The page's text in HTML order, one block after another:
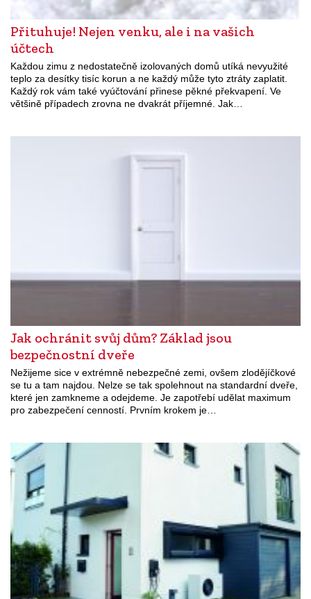
Přituhuje! Nejen venku, ale i na vašich
účtech
Každou zimu z nedostatečně izolovaných domů utíká nevyužité
teplo za desítky tisíc korun a ne každý může tyto ztráty zaplatit.
Každý rok vám také vyúčtování přinese pěkné překvapení. Ve
většině případech zrovna ne dvakrát příjemné. Jak…
Jak ochránit svůj dům? Základ jsou
bezpečnostní dveře
Nežijeme sice v extrémně nebezpečné zemi, ovšem zlodějíčkové
se tu a tam najdou. Nelze se tak spolehnout na standardní dveře,
které jen zamkneme a odejdeme. Je zapotřebí udělat maximum
pro zabezpečení cenností. Prvním krokem je…